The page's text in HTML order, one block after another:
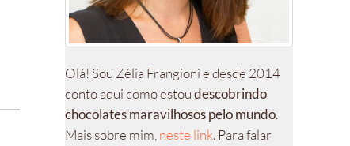
Olá! Sou Zélia Frangioni e desde 2014
conto aqui como estoudescobrindo
chocolates maravilhosos pelo mundo.
Mais sobre mim, neste link. Para falar